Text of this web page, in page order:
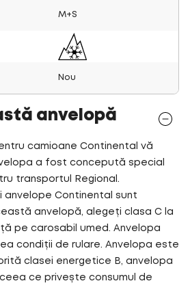
M+S
Nou
anvelopă
camioane Continental vă
a fost concepută special
transportul Regional.
Continental sunt
anvelopă, alegeți clasa C la
pe carosabil umed. Anvelopa
condiții de rulare. Anvelopa este
clasei energetice B, anvelopa
ce privește consumul de